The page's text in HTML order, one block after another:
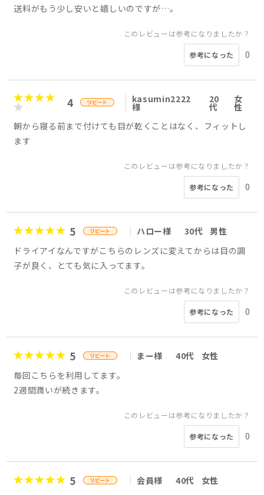
送料がもう少し安いと嬉しいのですが…。
このレビューは参考になりましたか？
参考になった 0
4 kasumin2222
様
20
代
女
性
朝から寝る前まで付けても目が乾くことはなく、フィットし
ます
このレビューは参考になりましたか？
参考になった 0
5 ハロー様 30代
男性
ドライアイなんですがこちらのレンズに変えてからは目の調
子が良く、とても気に入ってます。
このレビューは参考になりましたか？
参考になった 0
5 まー様 40代
女性
毎回こちらを利用してます。
2週間潤いが続きます。
このレビューは参考になりましたか？
参考になった 0
5 会員様 40代
女性